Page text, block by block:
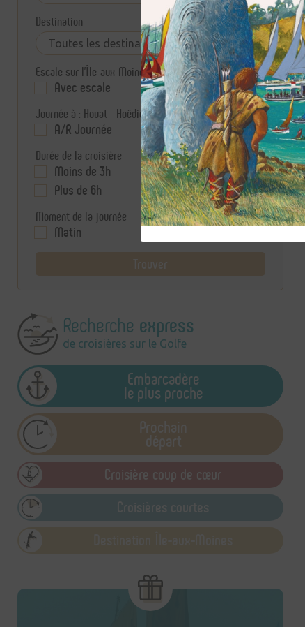
Recherche express
de croisières sur le Golfe
Embarcadère
le plus proche
Croisière coup de cœur
Destination
Escale sur l'Île-aux-Moines
Avec escale Sans escale
Journée à : Houat - Hoëdic - Île-aux-Moines - Arz
A/R Journée
Durée de la croisière
Moins de 3h
De 3h à 6h
Plus de 6h
Moment de la journée
Matin Après-midi